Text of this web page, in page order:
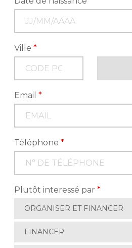
Ville*
Email*
Téléphone*
Plutôt interessé par*
ORGANISER ET FINANCER
FINANCER